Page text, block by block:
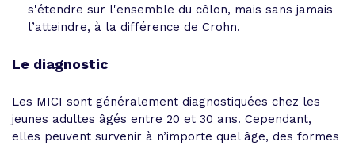
s'étendre sur l'ensemble du côlon, mais sans jamais
l’atteindre, à la différence de Crohn.
Le diagnostic
Les MICI sont généralement diagnostiquées chez les
jeunes adultes âgés entre 20 et 30 ans. Cependant,
elles peuvent survenir à n’importe quel âge, des formes